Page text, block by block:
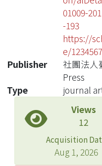
01009-
-193
https://
e/
Publisher
社團法人
Press
Type
journal
Views
12
Acquisition
Aug 1, 2026